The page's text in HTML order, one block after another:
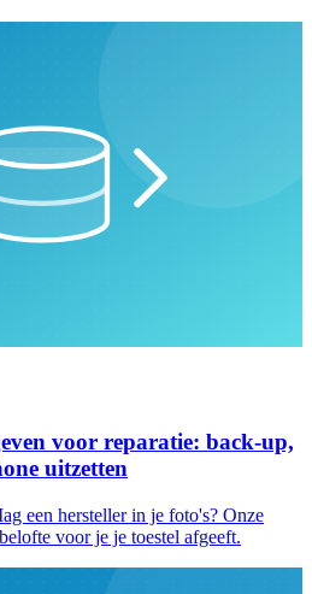
voor reparatie: back-up,
uitzetten
een hersteller in je foto's? Onze
voor je je toestel afgeeft.